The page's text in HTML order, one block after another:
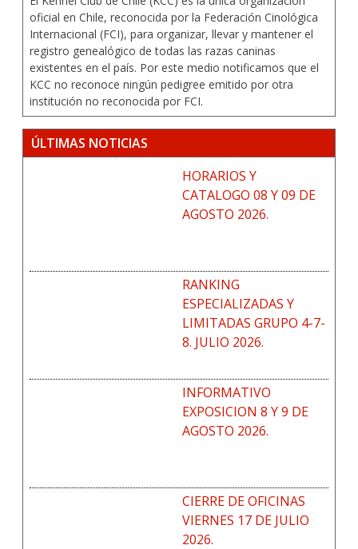
oficial en Chile, reconocida por la Federación Cinológica
Internacional (FCI), para organizar, llevar y mantener el
registro genealógico de todas las razas caninas
existentes en el país. Por este medio notificamos que el
KCC no reconoce ningún pedigree emitido por otra
institución no reconocida por FCI.
ÚLTIMAS NOTICIAS
HORARIOS Y
CATALOGO 08 Y 09 DE
AGOSTO 2026.
RANKING
ESPECIALIZADAS Y
LIMITADAS GRUPO 4-7-
8. JULIO 2026.
INFORMATIVO
EXPOSICION 8 Y 9 DE
AGOSTO 2026.
CIERRE DE OFICINAS
VIERNES 17 DE JULIO
2026.